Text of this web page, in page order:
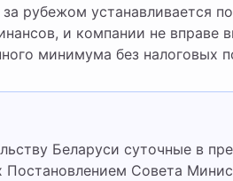
рубежом устанавливается
и компании не вправе
минимума без налоговых
Постановлением Совета